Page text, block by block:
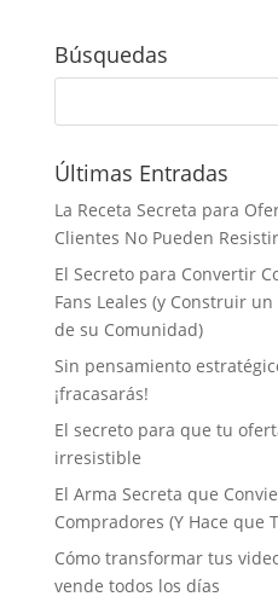
Búsquedas
Últimas Entradas
La Receta Secreta para
Clientes No Pueden Resistir
El Secreto para Convertir
Fans Leales (y Construir
de su Comunidad)
Sin pensamiento
¡fracasarás!
El secreto para que tu
irresistible
El Arma Secreta que
Compradores (Y Hace que
Cómo transformar tus
vende todos los días